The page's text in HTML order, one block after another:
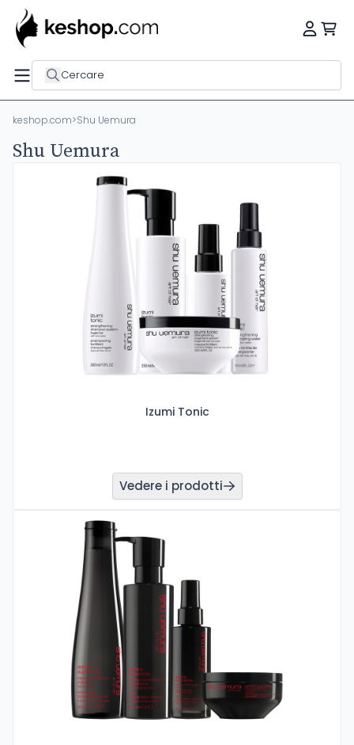
Cercare
keshop.com>Shu Uemura
Shu Uemura
Izumi Tonic
Vedere i prodotti